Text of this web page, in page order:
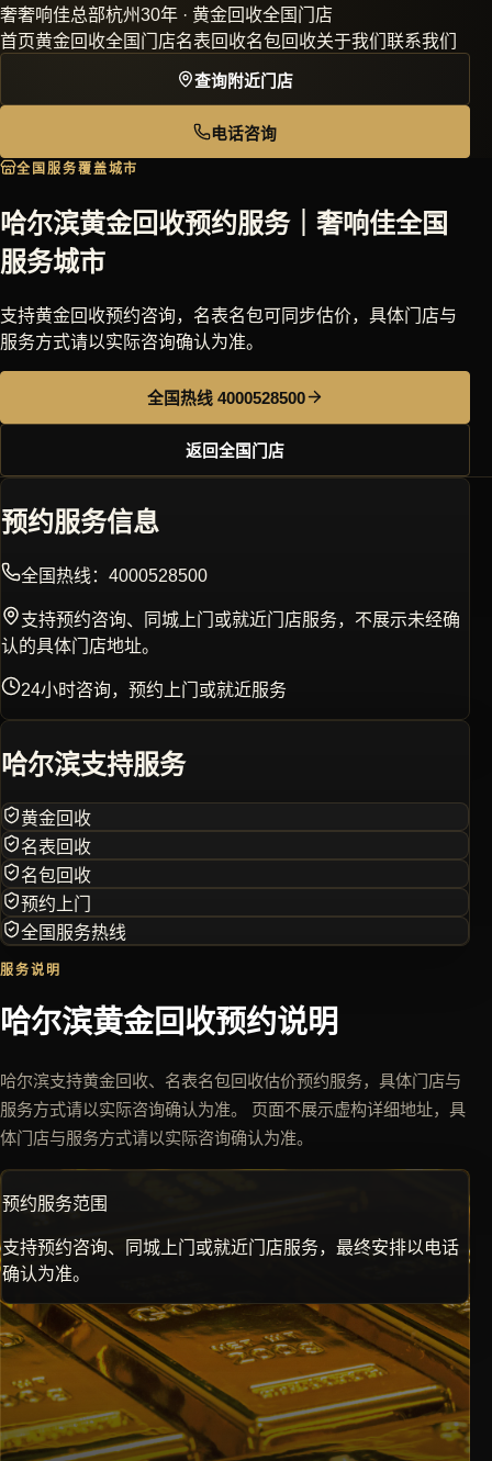
奢奢响佳总部杭州30年 · 黄金回收全国门店
首页黄金回收全国门店名表回收名包回收关于我们 联系我们
查询附近门店
电话咨询
全国服务覆盖城市
哈尔滨黄金回收预约服务｜奢响佳全国
服务城市
支持黄金回收预约咨询，名表名包可同步估价，具体门店与
服务方式请以实际咨询确认为准。
全国热线 4000528500
返回全国门店
预约服务信息
全国热线： 4000528500
支持预约咨询、同城上门或就近门店服务，不展示未经确
认的具体门店地址。
24小时咨询，预约上门或就近服务
哈尔滨支持服务
黄金回收
名表回收
名包回收
预约上门
全国服务热线
服务说明
哈尔滨黄金回收预约说明
哈尔滨支持黄金回收、名表名包回收估价预约服务，具体门店与
服务方式请以实际咨询确认为准。 页面不展示虚构详细地址，具
体门店与服务方式请以实际咨询确认为准。
预约服务范围
支持预约咨询、同城上门或就近门店服务，最终安排以电话
确认为准。